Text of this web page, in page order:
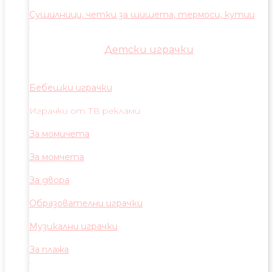
Сушилници, четки за шишета, термоси, кутии
Детски играчки
Бебешки играчки
Играчки от ТВ реклами
За момичета
За момчета
За двора
Образователни играчки
Музикални играчки
За плажа